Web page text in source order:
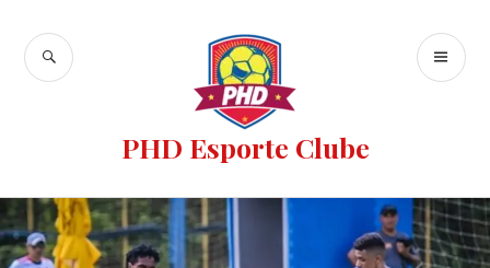
PHD Esporte Clube